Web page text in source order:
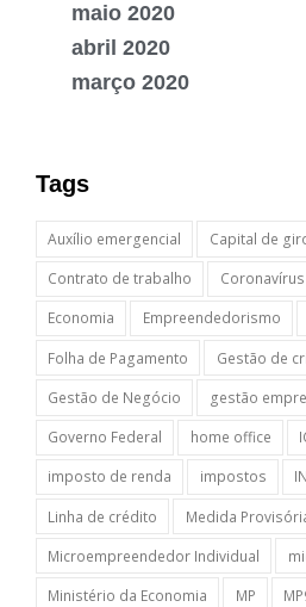
maio 2020
abril 2020
março 2020
Tags
Auxílio emergencial Capital de
Contrato de trabalho
Coronavírus
Economia
Empreendedorismo
Folha de Pagamento
Gestão de
Gestão de Negócio
gestão
Governo Federal
home office
imposto de renda
impostos
Linha de crédito
Medida
Microempreendedor Individual
Ministério da Economia
MP